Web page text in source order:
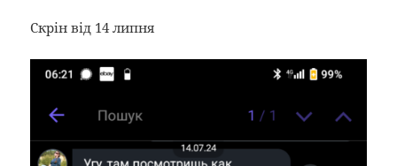
Скрін від 14 липня